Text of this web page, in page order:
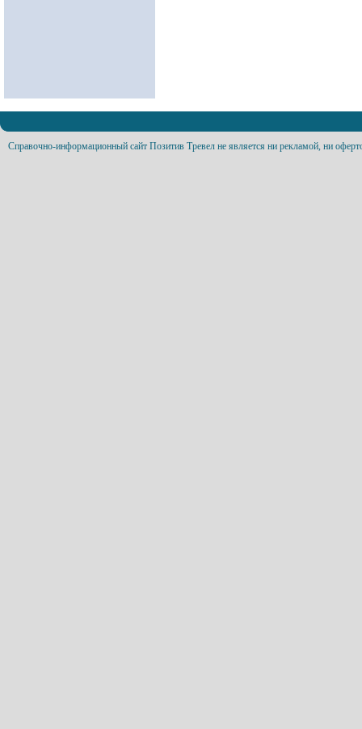
Справочно-информационный сайт Позитив Тревел не является ни рекламой, ни